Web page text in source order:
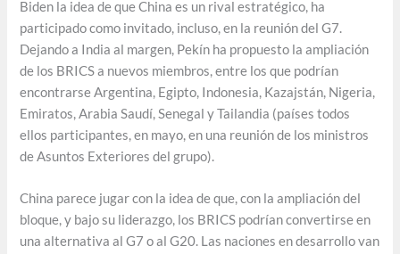
Biden la idea de que China es un rival estratégico, ha
participado como invitado, incluso, en la reunión del G7.
Dejando a India al margen, Pekín ha propuesto la ampliación
de los BRICS a nuevos miembros, entre los que podrían
encontrarse Argentina, Egipto, Indonesia, Kazajstán, Nigeria,
Emiratos, Arabia Saudí, Senegal y Tailandia (países todos
ellos participantes, en mayo, en una reunión de los ministros
de Asuntos Exteriores del grupo).
China parece jugar con la idea de que, con la ampliación del
bloque, y bajo su liderazgo, los BRICS podrían convertirse en
una alternativa al G7 o al G20. Las naciones en desarrollo van